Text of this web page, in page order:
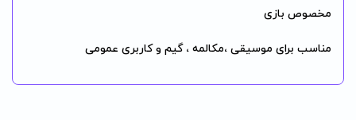
مخصوص بازی
مناسب برای موسیقی ،مکالمه ، گیم و کاربری عمومی